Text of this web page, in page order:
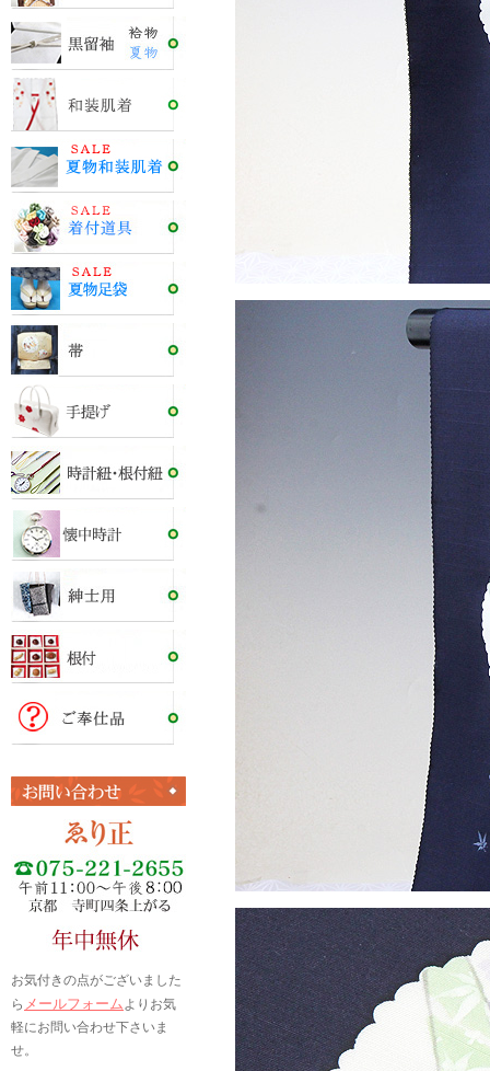
お気付きの点がございました
ら メールフォームよりお気
軽にお問い合わせ下さいま
せ。